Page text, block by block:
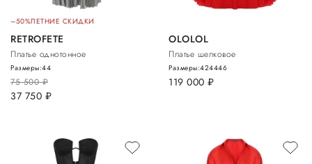
–50%ЛЕТНИЕ СКИДКИ
RETROFETE
Платье однотонное
75 500руб.
37 750 руб.
Размеры:44
OLOLOL
Платье шелковое
119 000 руб.
Размеры:424446